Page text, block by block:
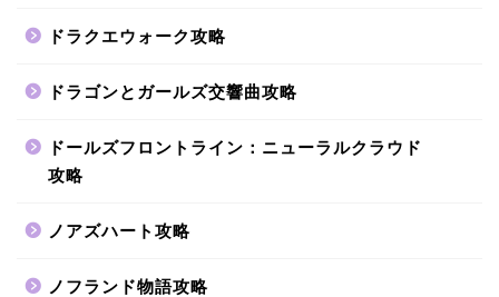
ドラクエウォーク攻略
ドラゴンとガールズ交響曲攻略
ドールズフロントライン：ニューラルクラウド
攻略
ノアズハート攻略
ノフランド物語攻略